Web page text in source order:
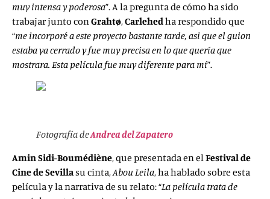
muy intensa y poderosa”. A la pregunta de cómo ha sido
trabajar junto conGrahtø,Carlehedha respondido que
“me incorporé a este proyecto bastante tarde, asi que el guion
estaba ya cerrado y fue muy precisa en lo que quería que
mostrara. Esta película fue muy diferente para mí”.
Fotografía deAndrea del Zapatero
Amin Sidi-Boumédiène, que presentada en elFestival de
Cine de Sevillasu cinta,Abou Leila, ha hablado sobre esta
película y la narrativa de su relato: “La película trata de